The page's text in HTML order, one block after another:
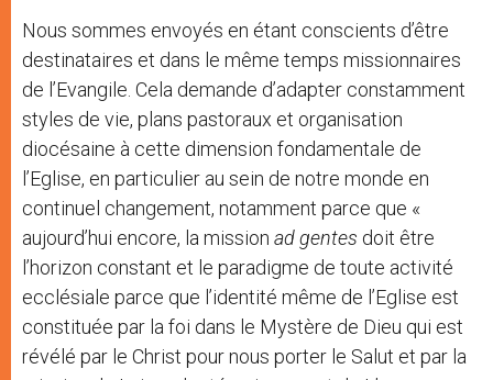
Nous sommes envoyés en étant conscients d’être
destinataires et dans le même temps missionnaires
de l’Evangile. Cela demande d’adapter constamment
styles de vie, plans pastoraux et organisation
diocésaine à cette dimension fondamentale de
l’Eglise, en particulier au sein de notre monde en
continuel changement, notamment parce que «
aujourd’hui encore, la mission ad gentes doit être
l’horizon constant et le paradigme de toute activité
ecclésiale parce que l’identité même de l’Eglise est
constituée par la foi dans le Mystère de Dieu qui est
révélé par le Christ pour nous porter le Salut et par la